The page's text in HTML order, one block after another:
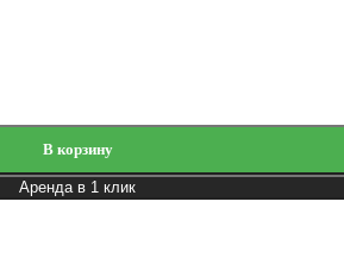
В корзину
Аренда в 1 клик